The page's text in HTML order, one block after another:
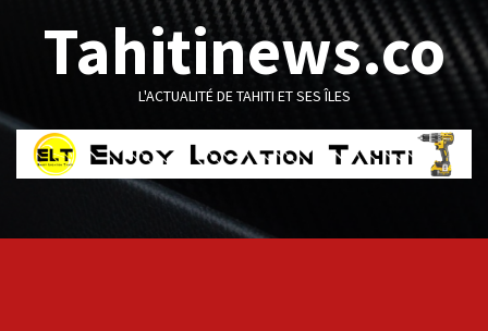
Tahitinews.co
L'ACTUALITÉ DE TAHITI ET SES ÎLES